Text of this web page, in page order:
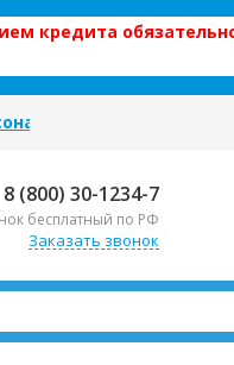
кредита
данных
8 (800) 30-1234-7
бесплатный по РФ
Заказать звонок